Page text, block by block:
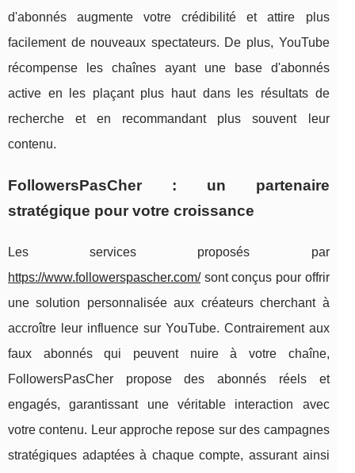
d'abonnés augmente votre crédibilité et attire plus
facilement de nouveaux spectateurs. De plus, YouTube
récompense les chaînes ayant une base d'abonnés
active en les plaçant plus haut dans les résultats de
recherche et en recommandant plus souvent leur
contenu.
FollowersPasCher : un partenaire
stratégique pour votre croissance
Les services proposés par
https://www.followerspascher.com/sont conçus pour offrir
une solution personnalisée aux créateurs cherchant à
accroître leur influence sur YouTube. Contrairement aux
faux abonnés qui peuvent nuire à votre chaîne,
FollowersPasCher propose des abonnés réels et
engagés, garantissant une véritable interaction avec
votre contenu. Leur approche repose sur des campagnes
stratégiques adaptées à chaque compte, assurant ainsi